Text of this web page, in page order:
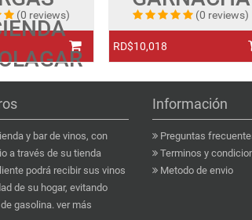
(0 reviews) (0 reviews)
RD$10,018
y bar de vinos, con
a través de su tienda
podrá recibir sus vinos
de su hogar, evitando
gasolina. ver más
Información
Preguntas
Terminos y
Metodo de envio